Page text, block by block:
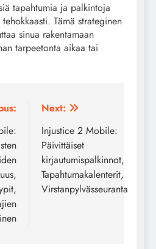
tapahtumia ja palkintoja
tehokkaasti. Tämä strateginen
sinua rakentamaan
tarpeetonta aikaa tai
Next:
Injustice 2 Mobile:
Päivittäiset
kirjautumispalkinnot,
Tapahtumakalenterit,
Virstanpylvässeuranta